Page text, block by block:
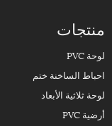
منتجات
لوحة PVC
احباط الساخنة ختم
لوحة ثلاثية الأبعاد
أرضية PVC